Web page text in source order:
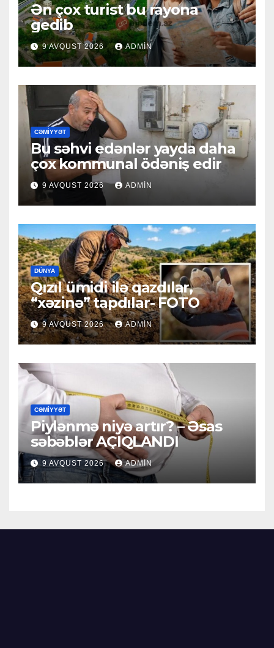
Ən çox turist bu rayona
gedib
9 AVQUST 2026 ADMIN
CƏMIYYƏT
Bu səhvi edənlər yayda daha
çox kommunal ödəniş edir
9 AVQUST 2026 ADMIN
DÜNYA
Qızıl ümidi ilə qazdılar,
“xəzinə” tapdılar- FOTO
9 AVQUST 2026 ADMIN
CƏMIYYƏT
Piylənmə niyə artır? – Əsas
səbəblər AÇIQLANDI
9 AVQUST 2026 ADMIN